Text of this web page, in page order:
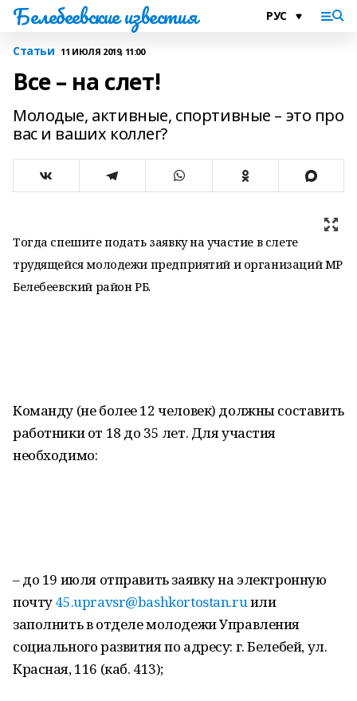
Белебеевские известия
Статьи 11 ИЮЛЯ 2019, 11:00
Все – на слет!
Молодые, активные, спортивные – это про
вас и ваших коллег?
Тогда спешите подать заявку на участие в слете
трудящейся молодежи предприятий и организаций МР
Белебеевский район РБ.
Команду (не более 12 человек) должны составить
работники от 18 до 35 лет. Для участия
необходимо:
– до 19 июля отправить заявку на электронную
почту45.upravsr@bashkortostan.ruили
заполнить в отделе молодежи Управления
социального развития по адресу: г. Белебей, ул.
Красная, 116 (каб. 413);